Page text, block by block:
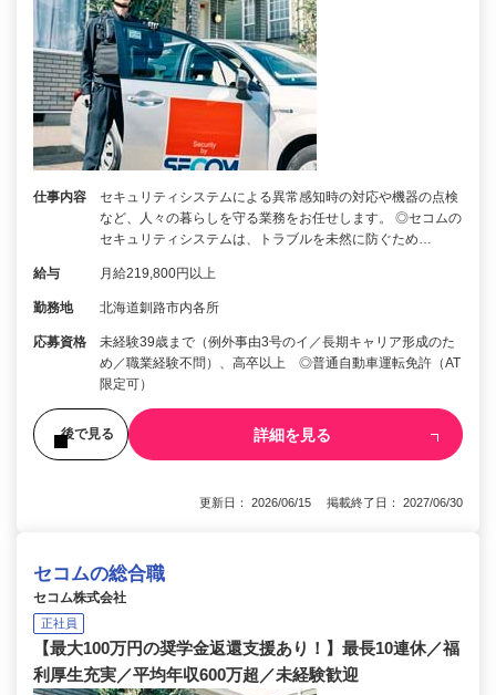
仕事内容
セキュリティシステムによる異常感知時の対応や機器の点検
など、人々の暮らしを守る業務をお任せします。 ◎セコムの
セキュリティシステムは、トラブルを未然に防ぐため…
給与 月給219,800円以上
勤務地 北海道釧路市内各所
応募資格
未経験39歳まで（例外事由3号のイ／長期キャリア形成のた
め／職業経験不問）、高卒以上 ◎普通自動車運転免許（AT
限定可）
後で見る 詳細を見る
更新日： 2026/06/15 掲載終了日： 2027/06/30
セコムの総合職
セコム株式会社
正社員
【最大100万円の奨学金返還支援あり！】最長10連休／福
利厚生充実／平均年収600万超／未経験歓迎